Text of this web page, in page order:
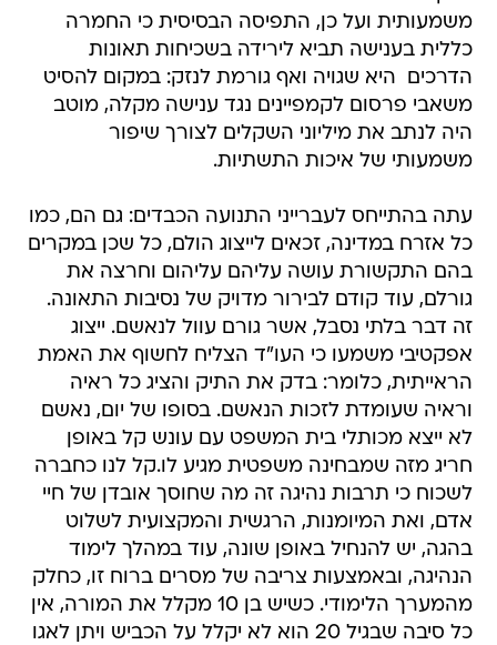
משמעותית ועל כן, התפיסה הבסיסית כי החמרה
כללית בענישה תביא לירידה בשכיחות תאונות
הדרכים  היא שגויה ואף גורמת לנזק: במקום להסיט
משאבי פרסום לקמפיינים נגד ענישה מקלה, מוטב
היה לנתב את מיליוני השקלים לצורך שיפור
משמעותי של איכות התשתיות.
עתה בהתייחס לעברייני התנועה הכבדים: גם הם, כמו
כל אזרח במדינה, זכאים לייצוג הולם, כל שכן במקרים
בהם התקשורת עושה עליהם עליהום וחרצה את
גורלם, עוד קודם לבירור מדויק של נסיבות התאונה.
זה דבר בלתי נסבל, אשר גורם עוול לנאשם. ייצוג
אפקטיבי משמעו כי העו"ד הצליח לחשוף את האמת
הראייתית, כלומר: בדק את התיק והציג כל ראיה
וראיה שעומדת לזכות הנאשם. בסופו של יום, נאשם
לא ייצא מכותלי בית המשפט עם עונש קל באופן
חריג מזה שמבחינה משפטית מגיע לו.קל לנו כחברה
לשכוח כי תרבות נהיגה זה מה שחוסך אובדן של חיי
אדם, ואת המיומנות, הרגשית והמקצועית לשלוט
בהגה, יש להנחיל באופן שונה, עוד במהלך לימוד
הנהיגה, ובאמצעות צריבה של מסרים ברוח זו, כחלק
מהמערך הלימודי. כשיש בן 10 מקלל את המורה, אין
כל סיבה שבגיל 20 הוא לא יקלל על הכביש ויתן לאגו